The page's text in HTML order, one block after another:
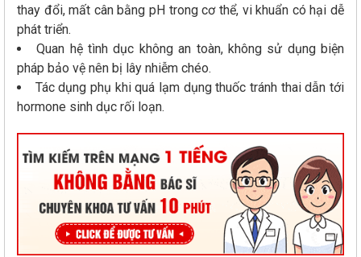
thay đổi, mất cân bằng pH trong cơ thể, vi khuẩn có hại dễ
phát triển.
Quan hệ tình dục không an toàn, không sử dụng biện
pháp bảo vệ nên bị lây nhiễm chéo.
Tác dụng phụ khi quá lạm dụng thuốc tránh thai dẫn tới
hormone sinh dục rối loạn.